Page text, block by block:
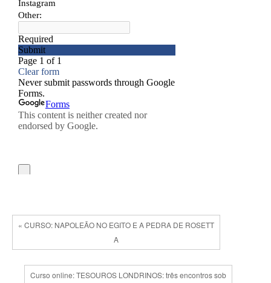
« CURSO: NAPOLEÃO NO EGITO E A PEDRA DE ROSETT
A
Curso online: TESOUROS LONDRINOS: três encontros sob